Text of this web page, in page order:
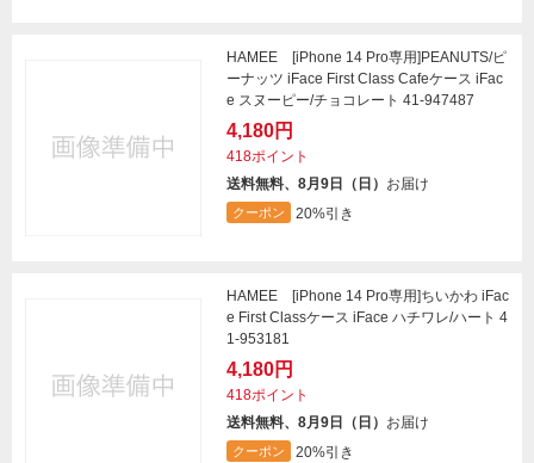
HAMEE [iPhone 14 Pro専用]PEANUTS/ピ
ーナッツ iFace First Class Cafeケース iFac
e スヌーピー/チョコレート 41-947487
4,180円
418ポイント
送料無料、8月9日（日） お届け
クーポン 20%引き
HAMEE [iPhone 14 Pro専用]ちいかわ iFac
e First Classケース iFace ハチワレ/ハート 4
1-953181
4,180円
418ポイント
送料無料、8月9日（日） お届け
クーポン 20%引き